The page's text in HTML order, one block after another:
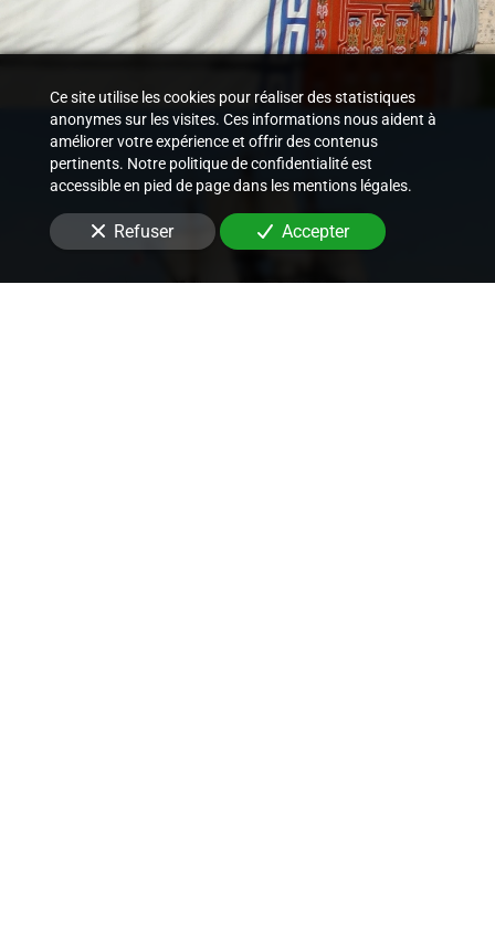
Ce site utilise les cookies pour réaliser des statistiques
anonymes sur les visites. Ces informations nous aident à
améliorer votre expérience et offrir des contenus
pertinents. Notre politique de confidentialité est
accessible en pied de page dans les mentions légales.
Refuser Accepter